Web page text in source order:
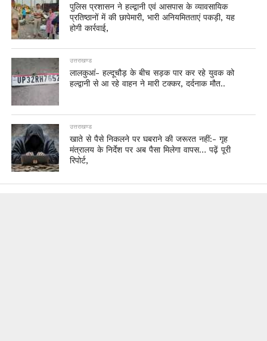
पुलिस प्रशासन ने हल्द्वानी एवं आसपास के व्यावसायिक
प्रतिष्ठानों में की छापेमारी, भारी अनियमितताएं पकड़ी, यह
होगी कार्रवाई,
उत्तराखण्ड
लालकुआं- हल्दूचौड़ के बीच सड़क पार कर रहे युवक को
हल्द्वानी से आ रहे वाहन ने मारी टक्कर, दर्दनाक मौत..
उत्तराखण्ड
खाते से पैसे निकलने पर घबराने की जरूरत नहीं:- गृह
मंत्रालय के निर्देश पर अब पैसा मिलेगा वापस… पढ़ें पूरी
रिपोर्ट,